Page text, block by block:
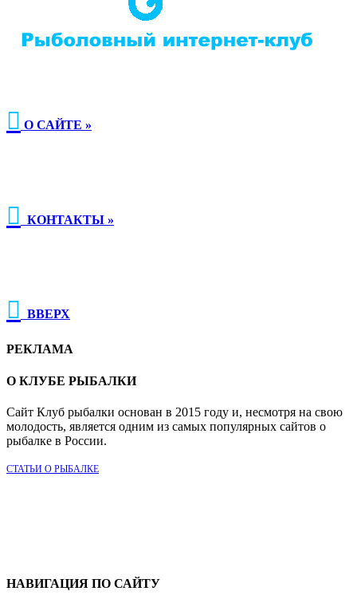
 О САЙТЕ »
 КОНТАКТЫ »
 ВВЕРХ
РЕКЛАМА
О КЛУБЕ РЫБАЛКИ
Сайт Клуб рыбалки основан в 2015 году и, несмотря на свою
молодость, является одним из самых популярных сайтов о
рыбалке в России.
СТАТЬИ О РЫБАЛКЕ
НАВИГАЦИЯ ПО САЙТУ